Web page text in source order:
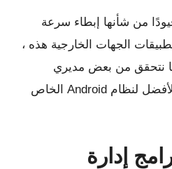
من شأنها إبطاء سرعة
الجهات الخارجية هذه ،
نتحقق من بعض مديري
التنزيل الذين سيكونون الأفضل لنظام Android الخاص
إدارة